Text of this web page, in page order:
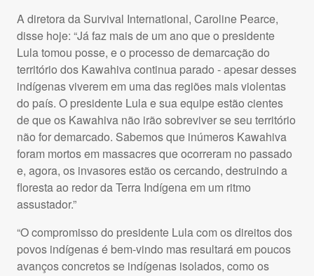
A diretora da Survival International, Caroline Pearce,
disse hoje: “Já faz mais de um ano que o presidente
Lula tomou posse, e o processo de demarcação do
território dos Kawahiva continua parado - apesar desses
indígenas viverem em uma das regiões mais violentas
do país. O presidente Lula e sua equipe estão cientes
de que os Kawahiva não irão sobreviver se seu território
não for demarcado. Sabemos que inúmeros Kawahiva
foram mortos em massacres que ocorreram no passado
e, agora, os invasores estão os cercando, destruindo a
floresta ao redor da Terra Indígena em um ritmo
assustador.”
“O compromisso do presidente Lula com os direitos dos
povos indígenas é bem-vindo mas resultará em poucos
avanços concretos se indígenas isolados, como os